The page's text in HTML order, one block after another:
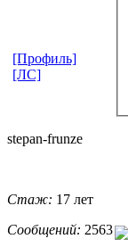
[Профиль]
[ЛС]
stepan-frunz​e
Стаж: 17 лет
Сообщений: 2563